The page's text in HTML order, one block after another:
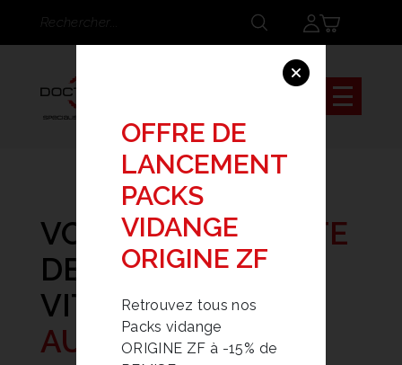
Rechercher
Rechercher
VOTRESPÉCIALISTE
DE LA BOÎTE DE
VITESSE
AUTOMATIQUE
OFFRE DE
LANCEMENT
PACKS
VIDANGE
ORIGINE ZF
Retrouvez tous nos
Packs vidange
ORIGINE ZF à -15% de